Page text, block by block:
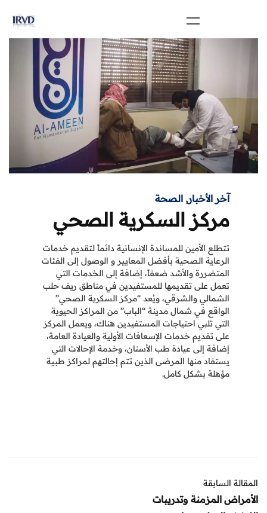
آخر الأخبار, الصحة
مركز السكرية الصحي
تتطلع الأمين للمساندة الإنسانية دائماً لتقديم خدمات
الرعاية الصحية بأفضل المعايير و الوصول إلى الفئات
المتضررة والأشد ضعفاً، إضافة إلى الخدمات التي
تعمل على تقديمها للمستفيدين في مناطق ريف حلب
الشمالي والشرقي، ويُعد “مركز السكرية الصحي”
الواقع في شمال مدينة “الباب” من المراكز الحيوية
التي تلبي احتياجات المستفيدين هناك، ويعمل المركز
على تقديم خدمات الإسعافات الأولية والعيادة العامة،
إضافة إلى عيادة طب الأسنان، وخدمة الإحالات التي
يستفاد منها المرضى الذين تتم إحالتهم لمراكز طبية
مؤهلة بشكل كامل.
المقالة السابقة
الأمراض المزمنة وتدريبات